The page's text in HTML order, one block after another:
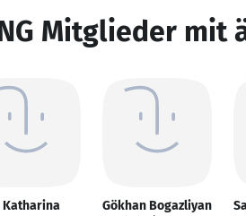
Mitglieder mit
Katharina
Gökhan Bogazliyan